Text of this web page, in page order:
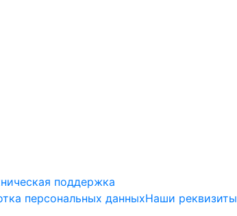
поддержка
персональных данныхНаши реквизиты